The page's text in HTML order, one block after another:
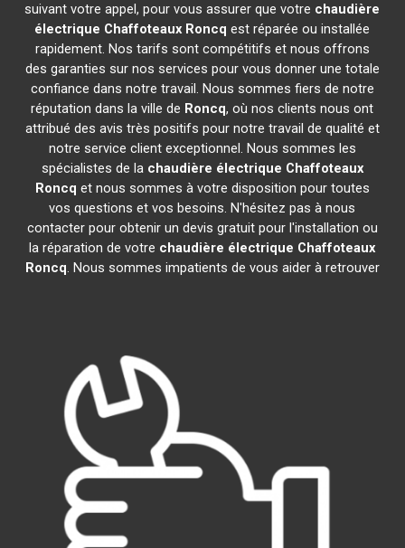
suivant votre appel, pour vous assurer que votre chaudière
électrique Chaffoteaux Roncq est réparée ou installée
rapidement. Nos tarifs sont compétitifs et nous offrons
des garanties sur nos services pour vous donner une totale
confiance dans notre travail. Nous sommes fiers de notre
réputation dans la ville de Roncq, où nos clients nous ont
attribué des avis très positifs pour notre travail de qualité et
notre service client exceptionnel. Nous sommes les
spécialistes de la chaudière électrique Chaffoteaux
Roncq et nous sommes à votre disposition pour toutes
vos questions et vos besoins. N'hésitez pas à nous
contacter pour obtenir un devis gratuit pour l'installation ou
la réparation de votre chaudière électrique Chaffoteaux
Roncq. Nous sommes impatients de vous aider à retrouver